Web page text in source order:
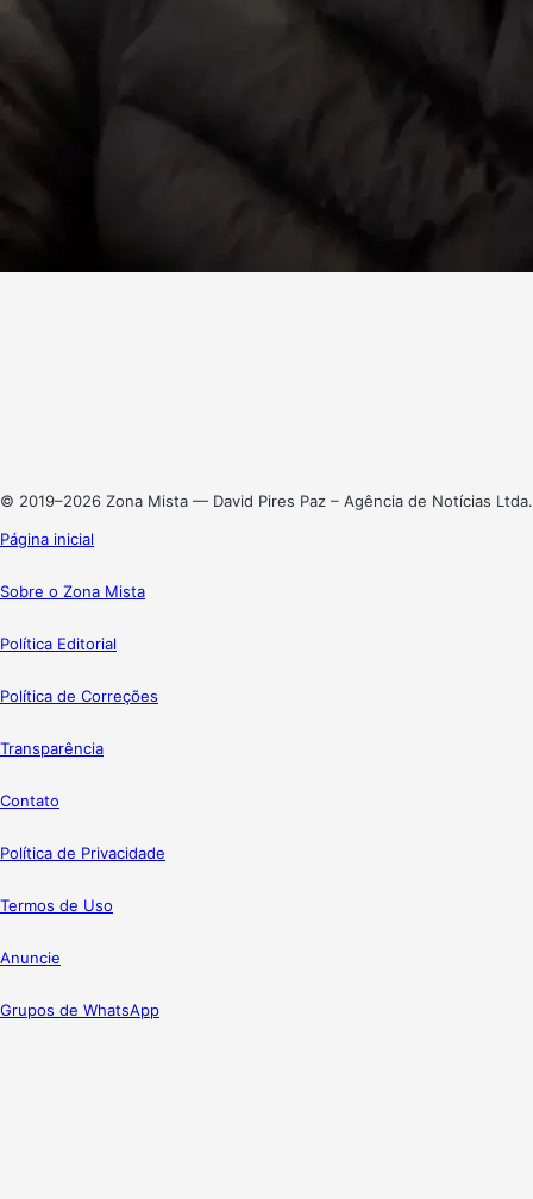
© 2019–2026 Zona Mista — David Pires Paz – Agência de Notícias Ltda.
Página inicial
Sobre o Zona Mista
Política Editorial
Política de Correções
Transparência
Contato
Política de Privacidade
Termos de Uso
Anuncie
Grupos de WhatsApp